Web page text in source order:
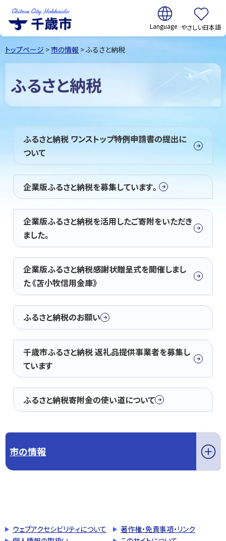
千歳市Chitose
City Hokkaido
翻訳:
やさしい日本語
トップページ >市の情報 > ふるさと納税
ふるさと納税
ふるさと納税 ワンストップ特例申請書の提出に
ついて
企業版ふるさと納税を募集しています。
企業版ふるさと納税を活用したご寄附をいただき
ました。
企業版ふるさと納税感謝状贈呈式を開催しまし
た《苫小牧信用金庫》
ふるさと納税のお願い
千歳市ふるさと納税 返礼品提供事業者を募集し
ています
ふるさと納税寄附金の使い道について
市の情報
ウェブアクセシビリティについて
著作権・免責事項・リンク